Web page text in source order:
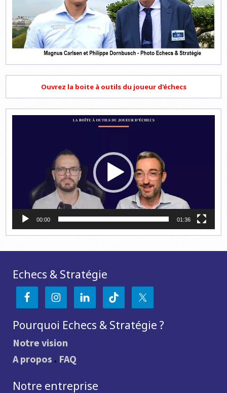
Ouvrez la boite à outils du joueur d'échecs
00:00 01:36
Echecs & Stratégie
Pourquoi Echecs & Stratégie ?
Notre vision
A propos . FAQ
Notre entreprise